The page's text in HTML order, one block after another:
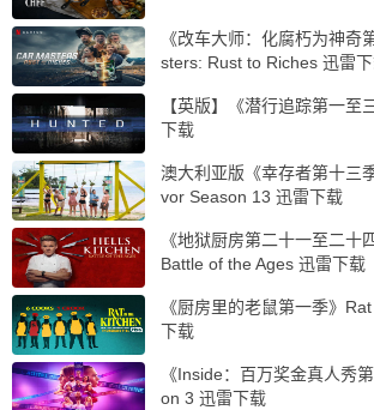
《改车大师：化腐朽为神奇
sters: Rust to Riches 迅雷
【英版】《潜行追踪第一至
下载
澳大利亚版《幸存者第十三
vor Season 13 迅雷下载
《地狱厨房第二十一至二十
Battle of the Ages 迅雷下载
《厨房里的老鼠第一季》
下载
《Inside：百万奖金真人秀
on 3 迅雷下载